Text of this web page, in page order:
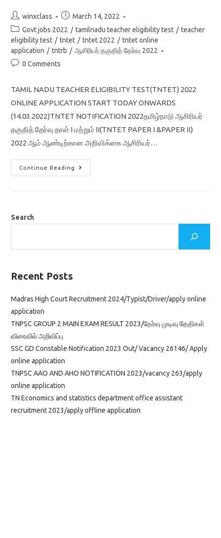
Post
author:
winxclass
Post
published:
March 14, 2022
Post
category:
Govt jobs 2022 / tamilnadu teacher eligibility test / teacher
eligibility test / tntet / tntet 2022 / tntet online
application / tntrb / ஆசிரியர் தகுதித் தேர்வு 2022
Post0 Comments
TAMIL NADU TEACHER ELIGIBILITY TEST(TNTET) 2022
ONLINE APPLICATION START TODAY ONWARDS
(14.03.2022)TNTET NOTIFICATION 2022தமிழ்நாடு ஆசிரியர்‌
தகுதித்‌ தேர்வு தாள்‌ I மற்றும்‌ II(TNTET PAPER I &PAPER II)
2022 ஆம்‌ ஆண்டிற்கான அறிவிக்கை ஆசிரியர்‌…
Continue Reading
TNTET
2022
I
தேர்வுக்கு
Search
Recent Posts
Madras High Court Recruitment 2024/Typist/Driver/apply online
application
TNPSC GROUP 2 MAIN EXAM RESULT 2023/தேர்வு முடிவு தேதிகள்
விரைவில் அறிவிப்பு
SSC GD Constable Notification 2023 Out/ Vacancy 26146/ Apply
online application
TNPSC AAO AND AHO NOTIFICATION 2023/vacancy 263/apply
online application
TN Economics and statistics department office assistant
recruitment 2023/apply offline application